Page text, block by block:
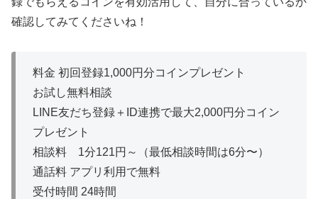
確認してみてくださいね！
料金 初回登録1,000円分コインプレゼント
お試し無料相談
LINE友だち登録＋ID連携で最大2,000円分コイン
プレゼント
相談料 1分121円～（最低相談時間は6分〜）
通話料 アプリ利用で無料
受付時間 24時間